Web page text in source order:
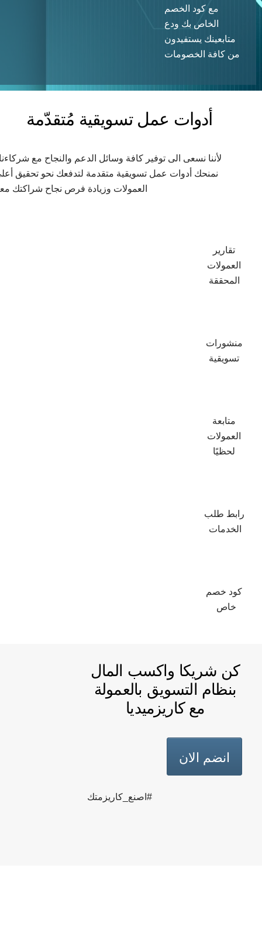
مع كود الخصم
الخاص بك ودع
متابعينك يستفيدون
من كافة الخصومات
أدوات عمل تسويقية مُتقدّمة
لأننا نسعى الى توفير كافة وسائل الدعم والنجاح مع شركاءنا ,
نمنحك أدوات عمل تسويقية متقدمة لتدفعك نحو تحقيق أعلى
العمولات وزيادة فرص نجاح شراكتك معنا
تقارير
العمولات
المحققة
منشورات
تسويقية
متابعة
العمولات
لحظيًا
رابط طلب
الخدمات
كود خصم
خاص
كن شريكا واكسب المال
بنظام التسويق بالعمولة
مع كاريزميديا
انضم الان
#اصنع_كاريزمتك